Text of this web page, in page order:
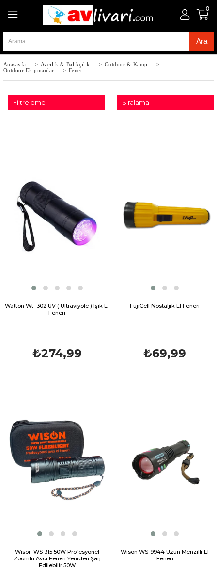
0
Anasayfa > Avcılık & Balıkçılık > Outdoor & Kamp
>
Outdoor Ekipmanlar
> Fener
Filtreleme Sıralama
Watton Wt- 302 UV ( Ultraviyole ) Işık El
Feneri
₺274,99
FujiCell Nostaljik El Feneri
₺69,99
Wison WS-315 50W Profesyonel
Zoomlu Avcı Feneri Yeniden Şarj
Edilebilir 50W
Wison WS-9944 Uzun Menzilli El
Feneri